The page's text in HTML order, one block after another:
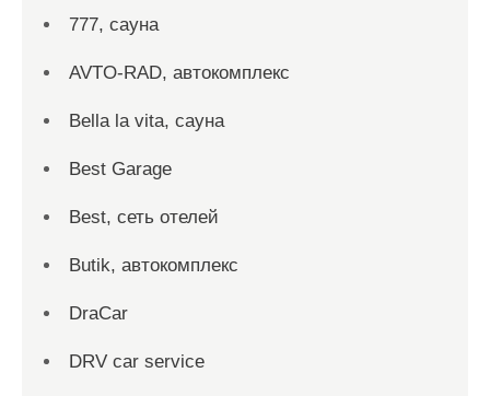
777, сауна
AVTO-RAD, автокомплекс
Bella la vita, сауна
Best Garage
Best, сеть отелей
Butik, автокомплекс
DraCar
DRV car service